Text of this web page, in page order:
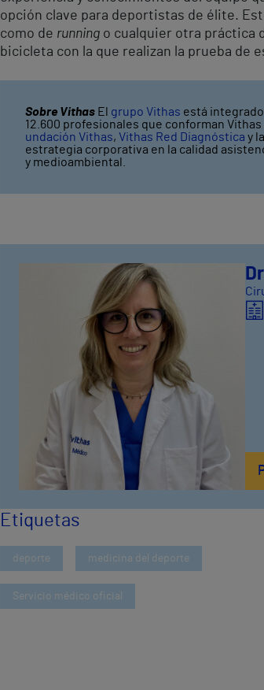
opción clave para deportistas de élite.
como de running o cualquier otra práctica
bicicleta con la que realizan la prueba de
Sobre Vithas El grupo Vithas está
12.600 profesionales que conforman
undación Vithas, Vithas Red Diagnóstica y
estrategia corporativa en la calidad
y medioambiental.
Etiquetas
deporte medicina del deporte
Servicio médico oficial